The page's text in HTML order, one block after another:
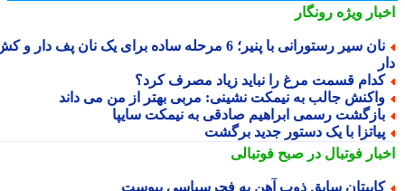
ویژهرونگار
نان سیر رستورانی با پنیر؛ 6 مرحله ساده برای یک نان پف دار و کش
قسمت مرغ را نباید زیاد مصرف کرد؟
جالب به نیمکت نشینی: مربی بهتر از من می داند
رسمی ابراهیم صادقی به نیمکت سایپا
با یک دستور جدید برگشت
فوتبال در صبح فوتبالی
سابق ذوب آهن به فجرسپاسی پیوست